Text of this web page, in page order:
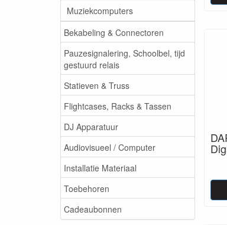
Muziekcomputers
Bekabeling & Connectoren
Pauzesignalering, Schoolbel, tijd
gestuurd relais
Statieven & Truss
Flightcases, Racks & Tassen
DJ Apparatuur
Audiovisueel / Computer
Installatie Materiaal
Toebehoren
Cadeaubonnen